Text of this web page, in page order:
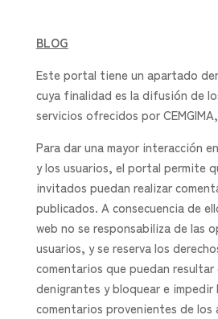
BLOG
Este portal tiene un apartado
cuya finalidad es la difusión de
servicios ofrecidos por
Para dar una mayor interacción
y los usuarios, el portal permite
invitados puedan realizar
publicados. A consecuencia de
web no se responsabiliza de las
usuarios, y se reserva los
comentarios que puedan
denigrantes y bloquear e
comentarios provenientes de los